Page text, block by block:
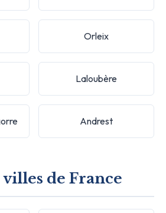
Orleix
Laloubère
Andrest
de France